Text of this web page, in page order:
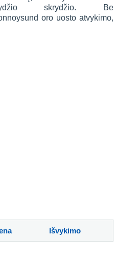
skrydžio. Be
oro uosto atvykimo,
Išvykimo